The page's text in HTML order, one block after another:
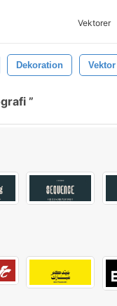
Vektorer
Dekoration Vektor